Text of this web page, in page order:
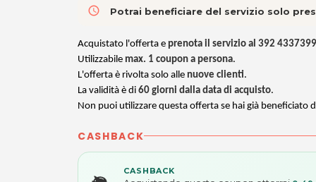
access_time Potrai beneficiare del servizio solo
Acquistato l'offerta e prenota il servizio al 392 4337399
Utilizzabile max. 1 coupon a persona.
L'offerta è rivolta solo alle nuove clienti.
La validità è di 60 giorni dalla data di acquisto.
Non puoi utilizzare questa offerta se hai già beneficiato
CASHBACK
CASHBACK